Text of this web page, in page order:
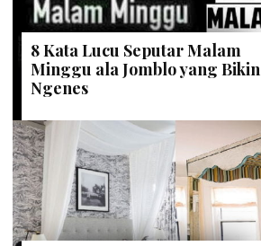
8 Kata Lucu Seputar Malam
Minggu ala Jomblo yang Bikin
Ngenes